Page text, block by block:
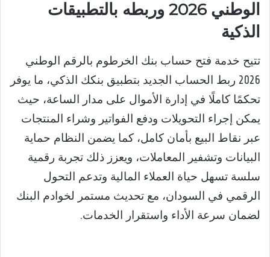
الوطني 2026 وربطه بالتطبيقات
الذكية
تتيح خدمة فتح حساب بنك الخرطوم بالرقم الوطني
2026 ربط الحساب الجديد بتطبيق بنكك الذكي، ما يوفر
تحكمًا كاملًا في إدارة الأموال على مدار الساعة، حيث
يمكن إجراء التحويلات ودفع الفواتير وشراء المنتجات
عبر نقاط البيع بأمان كامل، كما يضمن النظام حماية
البيانات وتشفير المعاملات، ويعزز ذلك تجربة رقمية
سلسة تسهل حياة العملاء المالية وتدعم التحول
الرقمي في السودان، مع تحديث مستمر لخوادم البنك
لضمان سرعة الأداء واستقرار الخدمات.